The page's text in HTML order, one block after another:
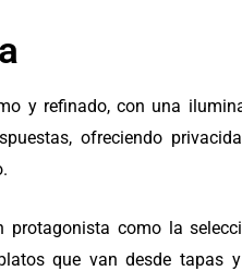
y refinado, con una
ofreciendo
protagonista como la
que van desde tapas